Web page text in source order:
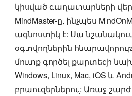
կիսված գաղափարների
MindMaster-ը, ինչպես
ագնոստիկ է: Սա նշանակում
օգտվողներին
մուտք գործել քարտեզի
Windows, Linux, Mac, iOS և
բրաուզերներով: Առաջ